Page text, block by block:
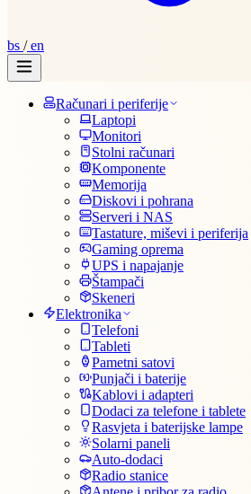
bs /en
Računari i periferije
Laptopi
Monitori
Stolni računari
Komponente
Memorija
Diskovi i pohrana
Serveri i NAS
Tastature, miševi i periferija
Gaming oprema
UPS i napajanje
Štampači
Skeneri
Elektronika
Telefoni
Tableti
Pametni satovi
Punjači i baterije
Kablovi i adapteri
Dodaci za telefone i tablete
Rasvjeta i baterijske lampe
Solarni paneli
Auto-dodaci
Radio stanice